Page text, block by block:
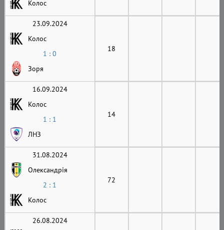
Колос
23.09.2024
Колос
1 : 0
Зоря
18
16.09.2024
Колос
1 : 1
ЛНЗ
14
31.08.2024
Олександрія
2 : 1
Колос
72
26.08.2024